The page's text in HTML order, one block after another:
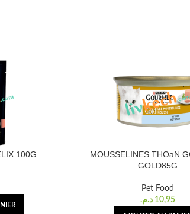
100G
MOUSSELINES THOaN
GOLD85G
Pet Food
10,95 د.م.